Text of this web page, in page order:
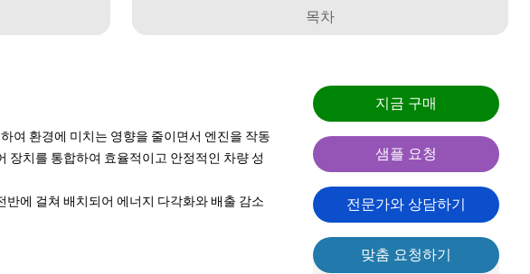
목차
여 환경에 미치는 영향을 줄이면서 엔진을 작동
장치를 통합하여 효율적이고 안정적인 차량 성
반에 걸쳐 배치되어 에너지 다각화와 배출 감소
지금 구매
샘플 요청
전문가와 상담하기
맞춤 요청하기